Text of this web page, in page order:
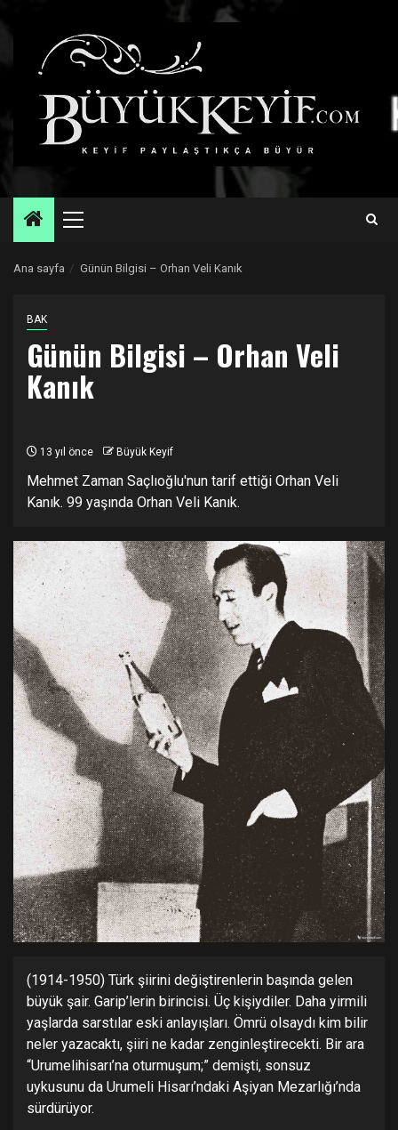
Primary
Ana sayfa Günün Bilgisi – Orhan Veli Kanık
BAK
Günün Bilgisi – Orhan Veli
Kanık
13 yıl önce Büyük Keyif
Mehmet Zaman Saçlıoğlu'nun tarif ettiği Orhan Veli
Kanık. 99 yaşında Orhan Veli Kanık.
(1914-1950) Türk şiirini değiştirenlerin başında gelen
büyük şair. Garip’lerin birincisi. Üç kişiydiler. Daha yirmili
yaşlarda sarstılar eski anlayışları. Ömrü olsaydı kim bilir
neler yazacaktı, şiiri ne kadar zenginleştirecekti. Bir ara
“Urumelihisarı’na oturmuşum;” demişti, sonsuz
uykusunu da Urumeli Hisarı’ndaki Aşiyan Mezarlığı’nda
sürdürüyor.